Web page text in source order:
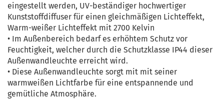
eingestellt werden, UV-beständiger hochwertiger
Kunststoffdiffuser für einen gleichmäßigen Lichteffekt,
Warm-weißer Lichteffekt mit 2700 Kelvin
• Im Außenbereich bedarf es erhöhtem Schutz vor
Feuchtigkeit, welcher durch die Schutzklasse IP44 dieser
Außenwandleuchte erreicht wird.
• Diese Außenwandleuchte sorgt mit mit seiner
warmweißen Lichtfarbe für eine entspannende und
gemütliche Atmosphäre.